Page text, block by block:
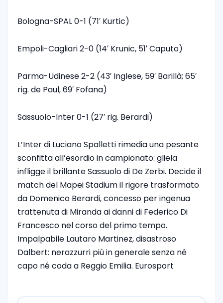
Bologna-SPAL 0-1 (71′ Kurtic)
Empoli-Cagliari 2-0 (14′ Krunic, 51′ Caputo)
Parma-Udinese 2-2 (43′ Inglese, 59′ Barillà; 65′
rig. de Paul, 69′ Fofana)
Sassuolo-Inter 0-1 (27′ rig. Berardi)
L’Inter di Luciano Spalletti rimedia una pesante
sconfitta all’esordio in campionato: gliela
infligge il brillante Sassuolo di De Zerbi. Decide il
match del Mapei Stadium il rigore trasformato
da Domenico Berardi, concesso per ingenua
trattenuta di Miranda ai danni di Federico Di
Francesco nel corso del primo tempo.
Impalpabile Lautaro Martinez, disastroso
Dalbert: nerazzurri più in generale senza né
capo né coda a Reggio Emilia. Eurosport